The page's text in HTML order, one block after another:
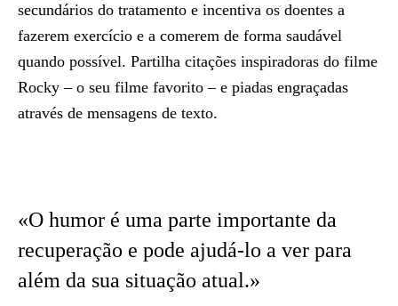
secundários do tratamento e incentiva os doentes a
fazerem exercício e a comerem de forma saudável
quando possível. Partilha citações inspiradoras do filme
Rocky – o seu filme favorito – e piadas engraçadas
através de mensagens de texto.
«O humor é uma parte importante da
recuperação e pode ajudá-lo a ver para
além da sua situação atual.»